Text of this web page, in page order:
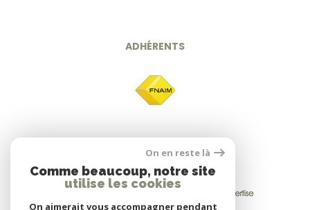
ADHÉRENTS
On en reste là
Comme beaucoup, notre site
utilise les cookies
On aimerait vous accompagner pendant